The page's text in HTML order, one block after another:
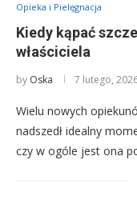
Opieka i Pielęgnacja
Kiedy kąpać
właściciela
by Oska 7 lutego,
Wielu nowych
nadszedł idealny
czy w ogóle jest ona